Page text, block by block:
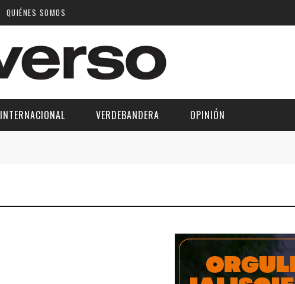
QUIÉNES SOMOS
INTERNACIONAL VERDEBANDERA OPINIÓN